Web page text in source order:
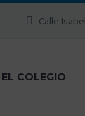
Calle
EL COLEGIO